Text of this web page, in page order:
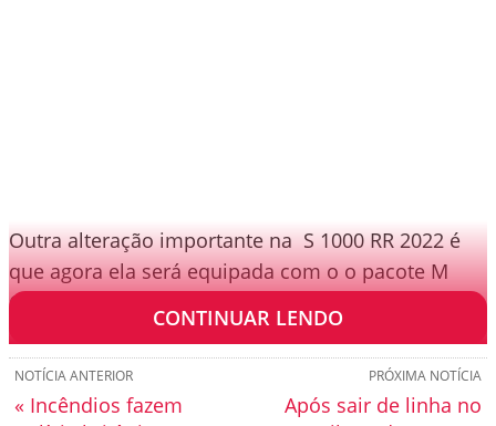
Outra alteração importante na S 1000 RR 2022 é
que agora ela será equipada com o o pacote M
Chassi em todas as versões.
CONTINUAR LENDO
PRÓXIMA NOTÍCIA
Após sair de linha no
NOTÍCIA ANTERIOR
« Incêndios fazem